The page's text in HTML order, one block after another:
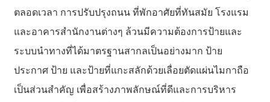
ตลอดเวลา การปรับปรุงถนน ที่พักอาศัยที่ทันสมัย ​​โรงแรม
และอาคารสำนักงานต่างๆ ล้วนมีความต้องการป้ายและ
ระบบนำทางที่ได้มาตรฐานสากลเป็นอย่างมาก ป้าย
ประกาศ ป้าย และป้ายที่แกะสลักด้วยเลื่อยตัดแผ่นไมกาถือ
เป็นส่วนสำคัญ เพื่อสร้างภาพลักษณ์ที่ดีและการบริหาร